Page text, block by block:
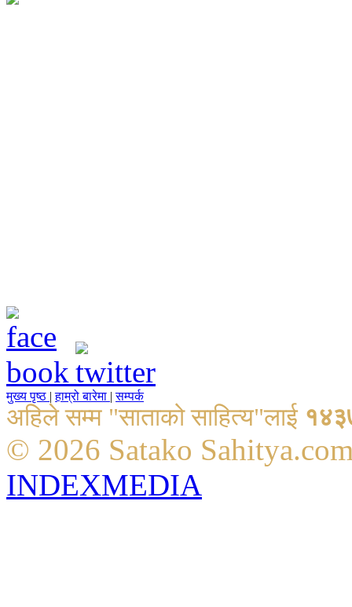
मुख्य पृष्ठ |हाम्रो बारेमा |सम्पर्क
अहिले सम्म "साताको साहित्य"लाई
© 2026 Satako
INDEXMEDIA